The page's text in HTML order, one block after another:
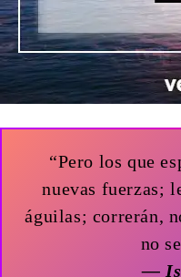
“Pero los que
nuevas fuerzas;
águilas; correrán,
no
—